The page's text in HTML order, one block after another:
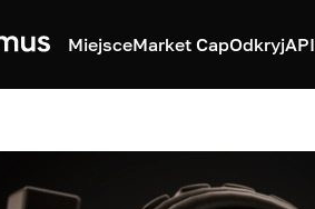
MiejsceMarket CapOdkryjAPI